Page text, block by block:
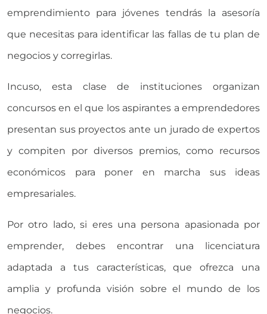
emprendimiento para jóvenes tendrás la asesoría
que necesitas para identificar las fallas de tu plan de
negocios y corregirlas.
Incuso, esta clase de instituciones organizan
concursos en el que los aspirantes a emprendedores
presentan sus proyectos ante un jurado de expertos
y compiten por diversos premios, como recursos
económicos para poner en marcha sus ideas
empresariales.
Por otro lado, si eres una persona apasionada por
emprender, debes encontrar una licenciatura
adaptada a tus características, que ofrezca una
amplia y profunda visión sobre el mundo de los
negocios.